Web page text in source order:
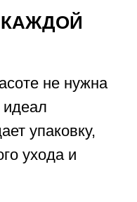
не нужна
идеал
упаковку,
ухода и